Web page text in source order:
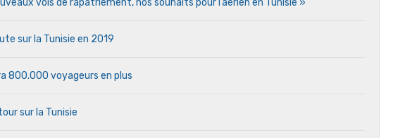
vols de rapatriement, nos souhaits pour l’aérien en Tunisie »
sur la Tunisie en 2019
800.000 voyageurs en plus
sur la Tunisie